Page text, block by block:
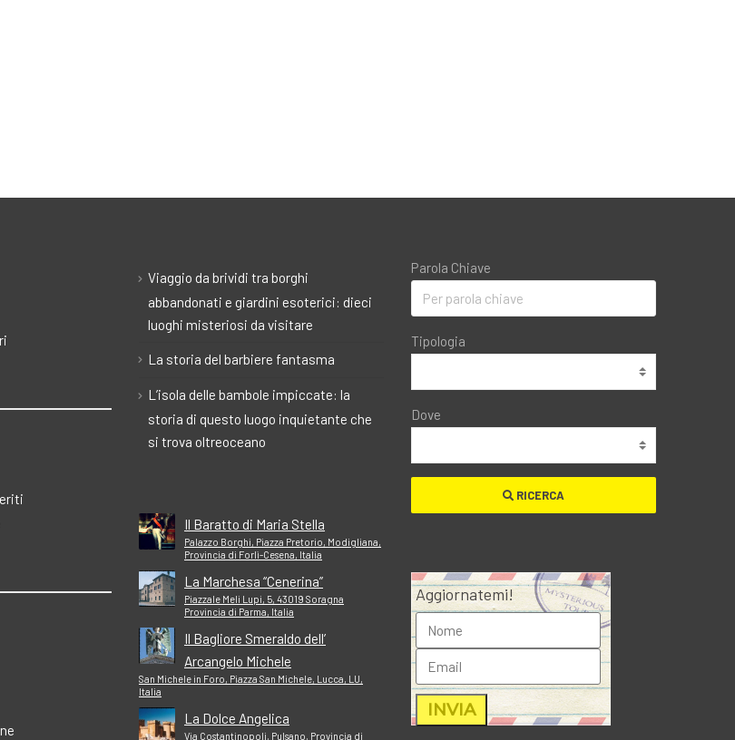
Viaggio da brividi tra borghi
abbandonati e giardini esoterici: dieci
luoghi misteriosi da visitare
La storia del barbiere fantasma
L’isola delle bambole impiccate: la
storia di questo luogo inquietante che
si trova oltreoceano
Il Baratto di Maria Stella
Palazzo Borghi, Piazza Pretorio, Modigliana,
Provincia di Forlì-Cesena, Italia
La Marchesa “Cenerina”
Piazzale Meli Lupi, 5, 43019 Soragna
Provincia di Parma, Italia
Il Bagliore Smeraldo dell’
Arcangelo Michele
San Michele in Foro, Piazza San Michele, Lucca, LU,
Italia
La Dolce Angelica
Via Costantinopoli, Pulsano, Provincia di
Parola Chiave
Tipologia
Dove
RICERCA
Aggiornatemi!